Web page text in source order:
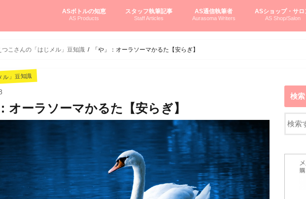
ASボトルの知恵
AS Products
スタッフ執筆記事
Staff Articles
AS通信執筆者
Aurasoma Writers
ASショップ・サロ
AS Shop/Salon
つこさんの「はじメル」豆知識 「や」：オーラソーマかるた【安らぎ】
ル」豆知識
オーラソーマかるた【安らぎ】
検索